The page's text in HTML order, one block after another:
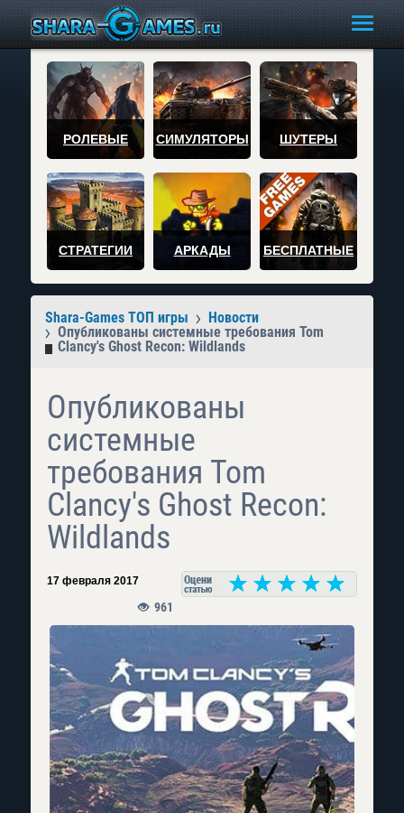
РОЛЕВЫЕ СИМУЛЯТОРЫ ШУТЕРЫ
СТРАТЕГИИ АРКАДЫ БЕСПЛАТНЫЕ
Shara-Games ТОП игры
Новости
Опубликованы системные требования Tom
Clancy's Ghost Recon: Wildlands
Опубликованы
системные
требования Tom
Clancy's Ghost Recon:
Wildlands
17 февраля 2017
961